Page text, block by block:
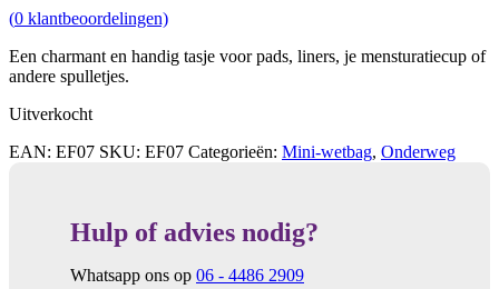
(0 klantbeoordelingen)
Een charmant en handig tasje voor pads, liners, je mensturatiecup of
andere spulletjes.
Uitverkocht
EAN: EF07 SKU: EF07 Categorieën: Mini-wetbag, Onderweg
Hulp of advies nodig?
Whatsapp ons op 06 - 4486 2909